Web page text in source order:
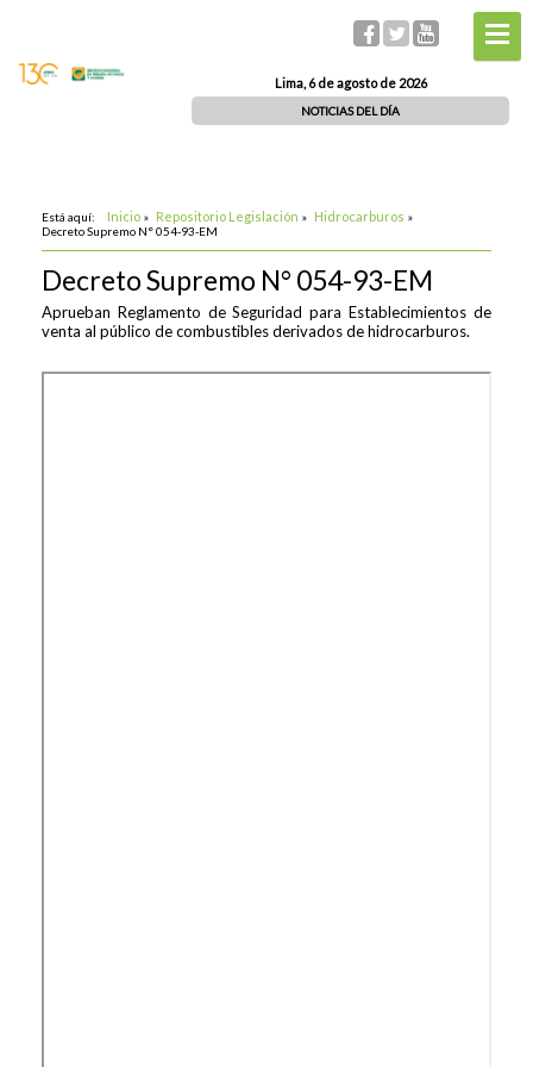
Lima, 6 de agosto de 2026
NOTICIAS DEL DÍA
Está aquí: Inicio » Repositorio Legislación » Hidrocarburos »
Decreto Supremo N° 054-93-EM
Decreto Supremo N° 054-93-EM
Aprueban Reglamento de Seguridad para Establecimientos de
venta al público de combustibles derivados de hidrocarburos.